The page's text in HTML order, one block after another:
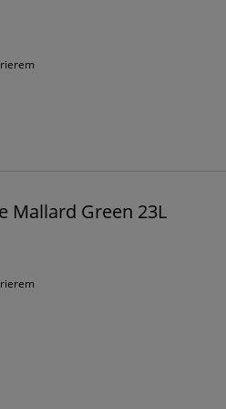
Mallard Green 23L